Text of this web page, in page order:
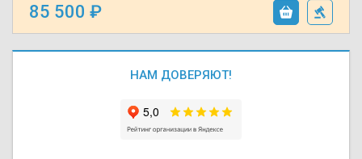
85 500
НАМ ДОВЕРЯЮТ!